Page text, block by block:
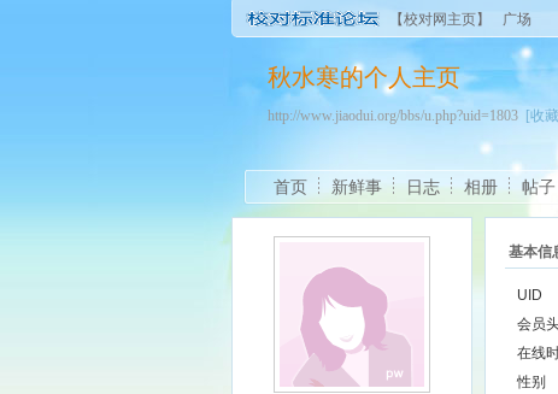
【校对网主页】 广场
秋水寒的个人主页
http://www.jiaodui.org/bbs/u.php?uid=1803 [收
首页 新鲜事 日志 相册 帖子
基本信
UID
会员
在线
性别